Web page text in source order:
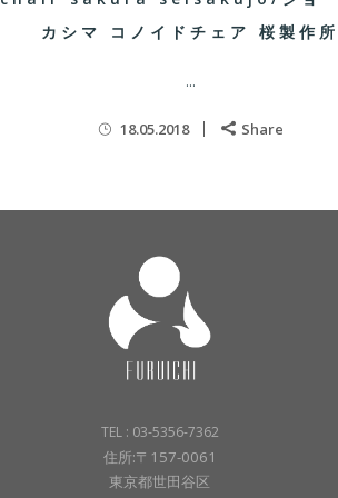
カシマ コノイドチェア 桜製作
...
18.05.2018 Share
TEL : 03-5356-7362
住所:〒157-0061
東京都世田谷区